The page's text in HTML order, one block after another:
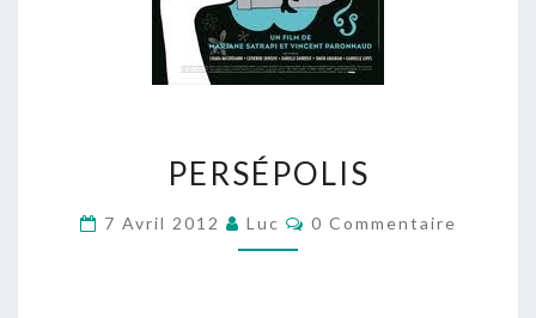
PERSÉPOLIS
7 Avril 2012 Luc Commentaires
0 Commentaire